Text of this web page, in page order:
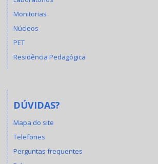
Monitorias
Núcleos
PET
Residência Pedagógica
DÚVIDAS?
Mapa do site
Telefones
Perguntas frequentes